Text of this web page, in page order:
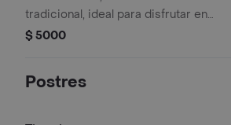
tradicional, ideal para disfrutar en
cualquier momento.
$ 5000
Postres